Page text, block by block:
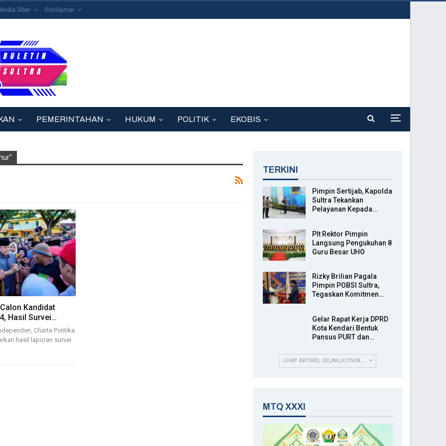
Siber Disclaimer
PEMERINTAHAN HUKUM POLITIK EKOBIS
Kandidat
Hasil Survei…
Charta Politika
hasil laporan survei
TERKINI
Pimpin Sertijab, Kapolda
Sultra Tekankan
Pelayanan Kepada…
Plt Rektor Pimpin
Langsung Pengukuhan 8
Guru Besar UHO
Rizky Brilian Pagala
Pimpin POBSI Sultra,
Tegaskan Komitmen…
Gelar Rapat Kerja DPRD
Kota Kendari Bentuk
Pansus PURT dan…
LIHAT ARTIKEL SELANJUTNYA ...
MTQ XXXI